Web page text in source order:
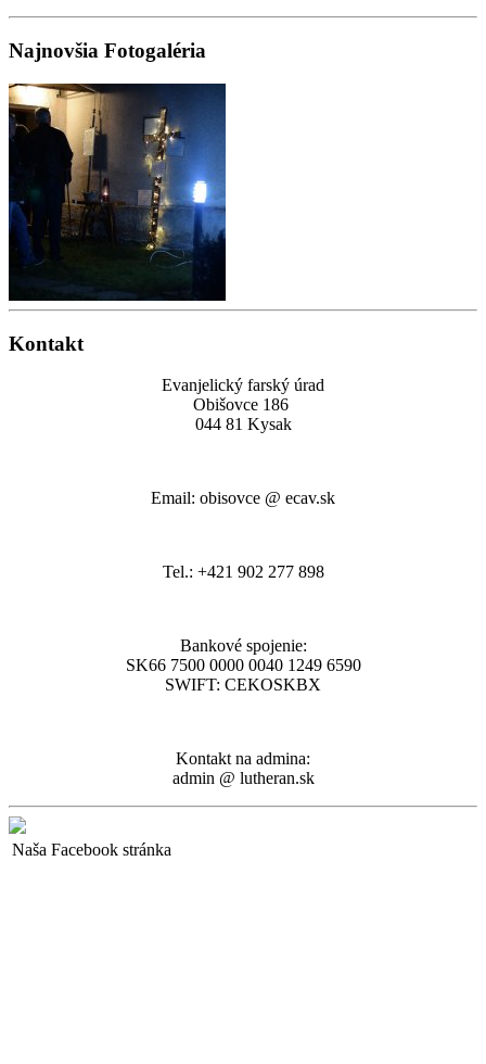
Najnovšia Fotogaléria
Kontakt
Evanjelický farský úrad
Obišovce 186
044 81 Kysak
Email: obisovce @ ecav.sk
Tel.: +421 902 277 898
Bankové spojenie:
SK66 7500 0000 0040 1249 6590
SWIFT: CEKOSKBX
Kontakt na admina:
admin @ lutheran.sk
Naša Facebook stránka